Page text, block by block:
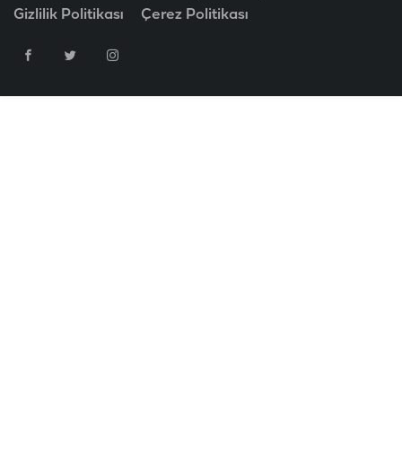
Gizlilik Politikası
Çerez Politikası